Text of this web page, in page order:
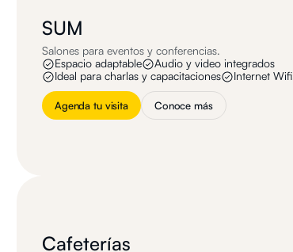
SUM
Salones para eventos y conferencias.
Espacio adaptable
Audio y video integrados
Ideal para charlas y capacitaciones
Internet Wifi
Agenda tu visita Conoce más
Cafeterías